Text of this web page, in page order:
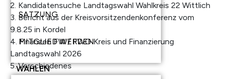
SATZUNG
MITGLIED WERDEN
WAHLEN
2. Kandidatensuche Landtagswahl Wahlkreis 22 Wittlich
3. Bericht aus der Kreisvorsitzendenkonferenz vom
9.8.25 in Kordel
4. Finanzen FW / FWG Kreis und Finanzierung
Landtagswahl 2026
5. Verschiedenes